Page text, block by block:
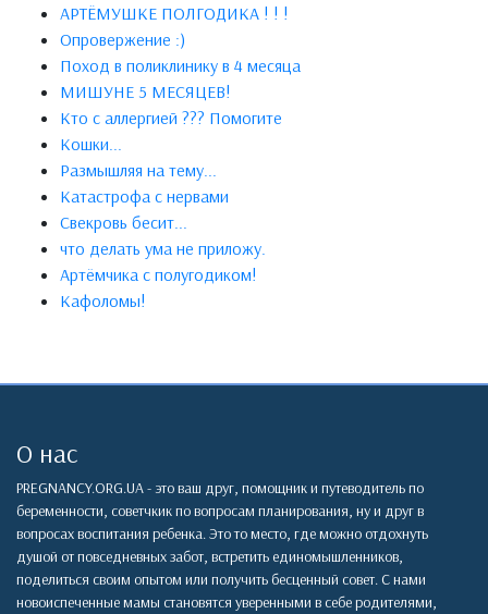
АРТЁМУШКЕ ПОЛГОДИКА ! ! !
Опровержение :)
Поход в поликлинику в 4 месяца
МИШУНЕ 5 МЕСЯЦЕВ!
Кто с аллергией ??? Помогите
Кошки...
Размышляя на тему...
Катастрофа с нервами
Свекровь бесит...
что делать ума не приложу.
Артёмчика с полугодиком!
Кафоломы!
О нас
PREGNANCY.ORG.UA - это ваш друг, помощник и путеводитель по
беременности, советчкик по вопросам планирования, ну и друг в
вопросах воспитания ребенка. Это то место, где можно отдохнуть
душой от повседневных забот, встретить единомышленников,
поделиться своим опытом или получить бесценный совет. С нами
новоиспеченные мамы становятся уверенными в себе родителями,